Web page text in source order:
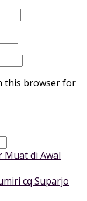
this browser for
Muat di Awal
cq Suparjo